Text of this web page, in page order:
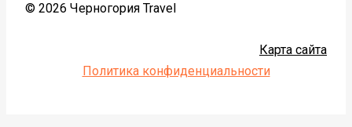
© 2026 Черногория Travel
Карта сайта
Политика конфиденциальности